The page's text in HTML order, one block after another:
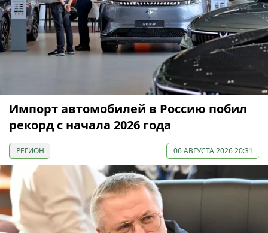
Импорт автомобилей в Россию побил
рекорд с начала 2026 года
РЕГИОН 06 АВГУСТА 2026 20:31